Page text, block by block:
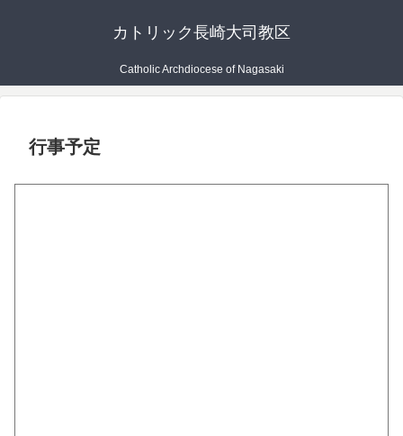
カトリック長崎大司教区
Catholic Archdiocese of Nagasaki
行事予定